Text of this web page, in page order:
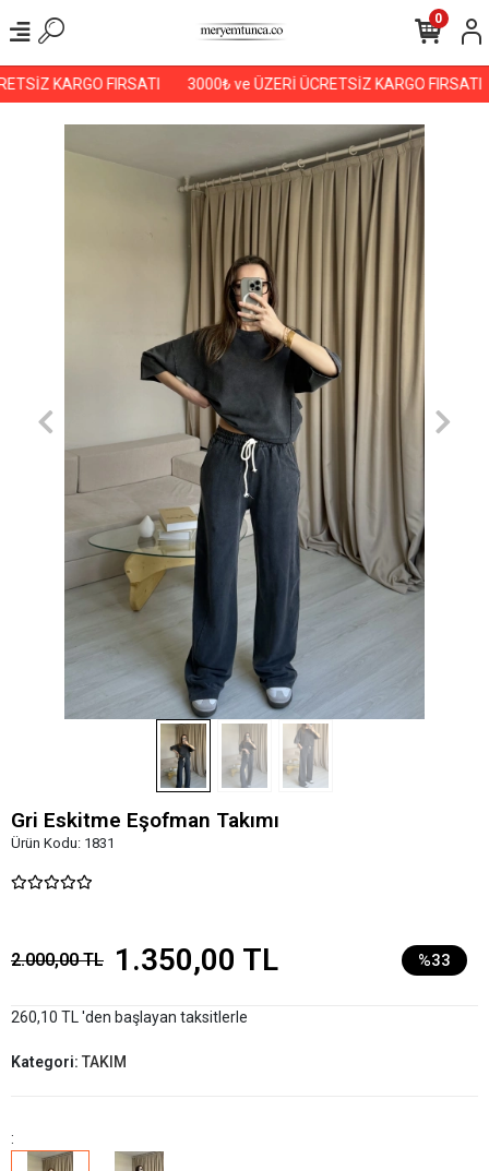
KARGO FIRSATI 3000₺ ve ÜZERİ ÜCRETSİZ KARGO FIRSATI
0
Gri Eskitme Eşofman Takımı
Ürün Kodu: 1831
2.000,00 TL 1.350,00 TL %33
260,10 TL 'den başlayan taksitlerle
Kategori: TAKIM
: